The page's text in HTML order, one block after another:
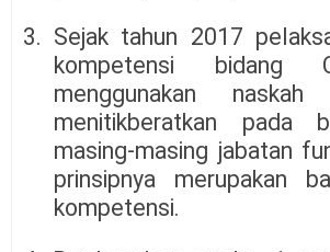
3. Sejak tahun 2017
kompetensi bidang
menggunakan
menitikberatkan pada
masing-masing jabatan
prinsipnya merupakan
kompetensi.